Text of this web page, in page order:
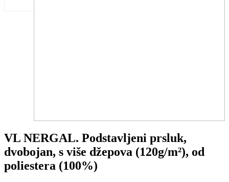
VL NERGAL. Podstavljeni prsluk,
dvobojan, s više džepova (120g/m²), od
poliestera (100%)